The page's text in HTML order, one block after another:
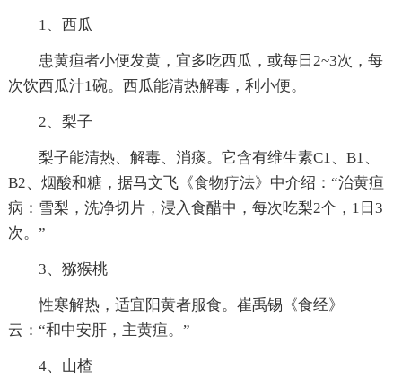
1、西瓜
患黄疸者小便发黄，宜多吃西瓜，或每日2~3次，每
次饮西瓜汁1碗。西瓜能清热解毒，利小便。
2、梨子
梨子能清热、解毒、消痰。它含有维生素C1、B1、
B2、烟酸和糖，据马文飞《食物疗法》中介绍：“治黄疸
病：雪梨，洗净切片，浸入食醋中，每次吃梨2个，1日3
次。”
3、猕猴桃
性寒解热，适宜阳黄者服食。崔禹锡《食经》
云：“和中安肝，主黄疸。”
4、山楂